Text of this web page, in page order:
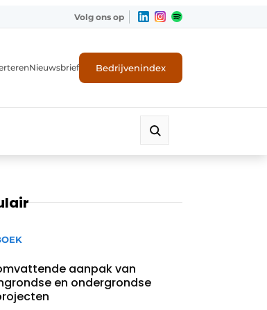
Volg ons op
Nieuwsbrief Bedrijvenindex
aanpak van
en ondergrondse